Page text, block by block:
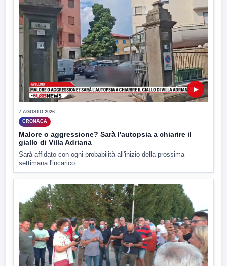
▶
7 AGOSTO 2026
CRONACA
Malore o aggressione? Sarà l'autopsia a chiarire il
giallo di Villa Adriana
Sarà affidato con ogni probabilità all'inizio della prossima
settimana l'incarico...